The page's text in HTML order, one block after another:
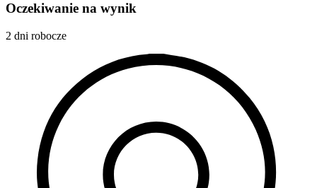
Oczekiwanie na wynik
2 dni robocze